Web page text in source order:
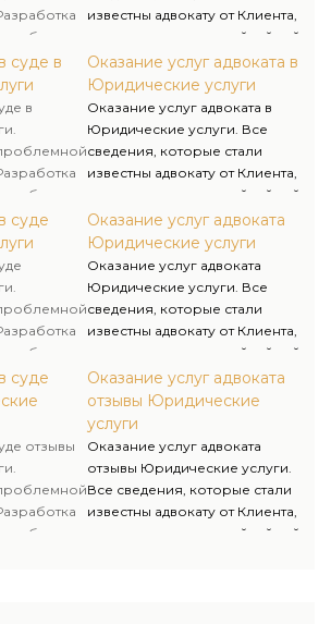
об
и т.д.).
суде в
в
об
и т.д.).
суде
об
и т.д.).
суде
отзывы
известны адвокату от Клиента,
считаются адвокатской тайной
и охраняются Законом. Никто
не имеет права допрашивать
адвоката или требовать
разглашения адвокатской
тайны. Юрист несет личную
ответственность за
неправомерное разглашение
этих данных.
Оказание услуг адвоката в
Юридические услуги
Оказание услуг адвоката в
Юридические услуги. Все
сведения, которые стали
известны адвокату от Клиента,
считаются адвокатской тайной
и охраняются Законом. Никто
не имеет права допрашивать
адвоката или требовать
разглашения адвокатской
тайны. Юрист несет личную
ответственность за
неправомерное разглашение
этих данных.
Оказание услуг адвоката
Юридические услуги
Оказание услуг адвоката
Юридические услуги. Все
сведения, которые стали
известны адвокату от Клиента,
считаются адвокатской тайной
и охраняются Законом. Никто
не имеет права допрашивать
адвоката или требовать
разглашения адвокатской
тайны. Юрист несет личную
ответственность за
неправомерное разглашение
Оказание услуг адвоката
отзывы Юридические
услуги
Оказание услуг адвоката
отзывы Юридические услуги.
Все сведения, которые стали
известны адвокату от Клиента,
считаются адвокатской тайной